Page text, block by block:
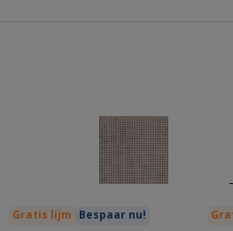
Gratis lijm Bespaar nu!